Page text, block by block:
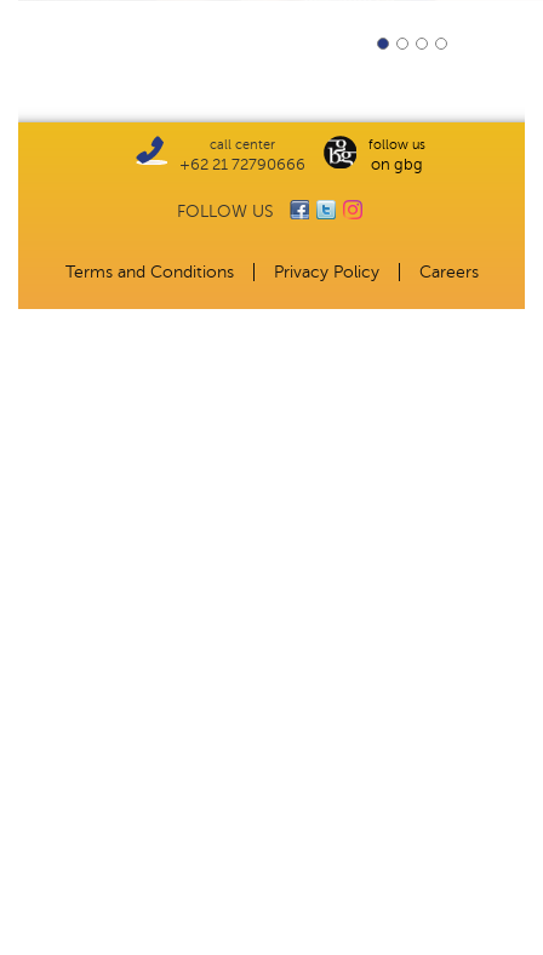
call center
+62 21 72790666
follow us
on gbg
FOLLOW US
Terms and Conditions Privacy Policy Careers